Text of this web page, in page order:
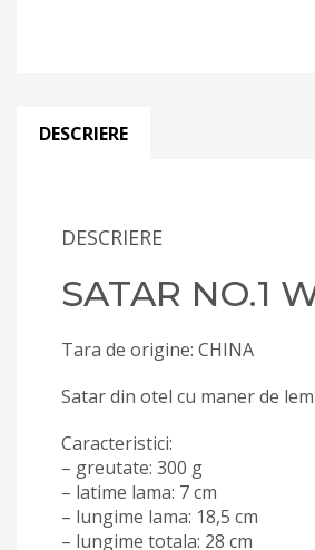
DESCRIERE
DESCRIERE
SATAR NO.1
Tara de origine: CHINA
Satar din otel cu maner de
Caracteristici:
– greutate: 300 g
– latime lama: 7 cm
– lungime lama: 18,5 cm
– lungime totala: 28 cm